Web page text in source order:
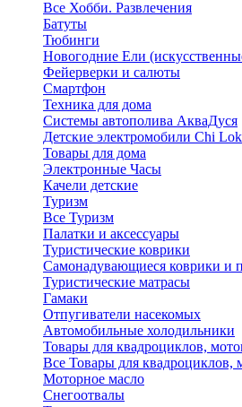
Все Хобби. Развлечения
Батуты
Тюбинги
Новогодние Ели
Фейерверки и салюты
Смартфон
Техника для дома
Системы автополива АкваДуся
Детские электромобили Chi Lok
Товары для дома
Электронные Часы
Качели детские
Туризм
Все Туризм
Палатки и аксессуары
Туристические коврики
Самонадувающиеся коврики и
Туристические матрасы
Гамаки
Отпугиватели насекомых
Автомобильные холодильники
Товары для квадроциклов,
Все Товары для квадроциклов,
Моторное масло
Снегоотвалы